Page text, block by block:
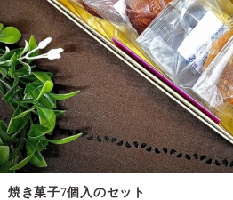
焼き菓子7個入のセット